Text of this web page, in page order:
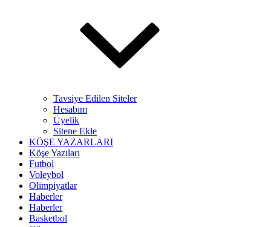
Tavsiye Edilen Siteler
Hesabım
Üyelik
Sitene Ekle
KÖŞE YAZARLARI
Köşe Yazıları
Futbol
Voleybol
Olimpiyatlar
Haberler
Haberler
Basketbol